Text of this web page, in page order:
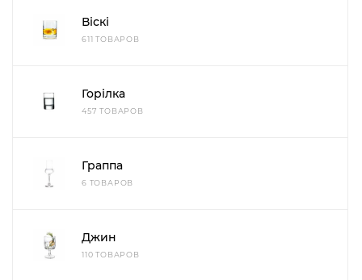
Віскі
611 ТОВАРОВ
Горілка
457 ТОВАРОВ
Граппа
6 ТОВАРОВ
Джин
110 ТОВАРОВ